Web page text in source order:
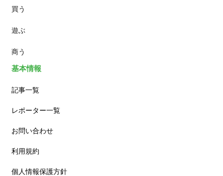
ランチ
カフェ
買う
遊ぶ
商う
基本情報
記事一覧
レポーター一覧
お問い合わせ
利用規約
個人情報保護方針